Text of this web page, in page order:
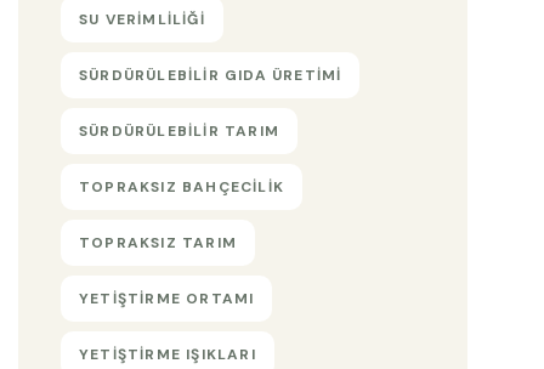
SU VERIMLILIĞI
SÜRDÜRÜLEBILIR GIDA ÜRETIMI
SÜRDÜRÜLEBILIR TARIM
TOPRAKSIZ BAHÇECILIK
TOPRAKSIZ TARIM
YETIŞTIRME ORTAMI
YETIŞTIRME IŞIKLARI